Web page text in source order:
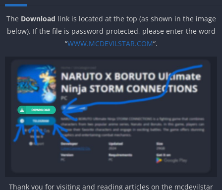
The Download link is located at the top (as shown in the image
below). If the file is password-protected, please enter the word
“WWW.MCDEVILSTAR.COM“.
Thank you for visiting and reading articles on the mcdevilstar